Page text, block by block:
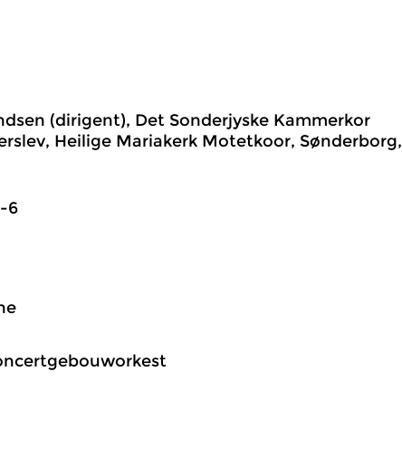
(dirigent), Det Sonderjyske Kammerkor
Heilige Mariakerk Motetkoor, Sønderborg,
6